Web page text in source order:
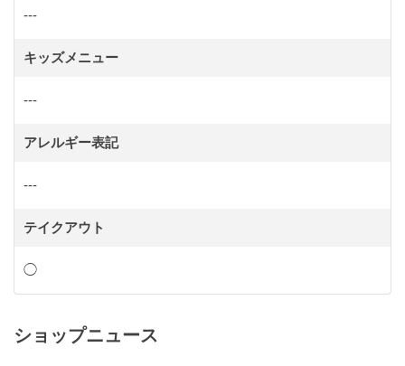
---
キッズメニュー
---
アレルギー表記
---
テイクアウト
◯
ショップニュース